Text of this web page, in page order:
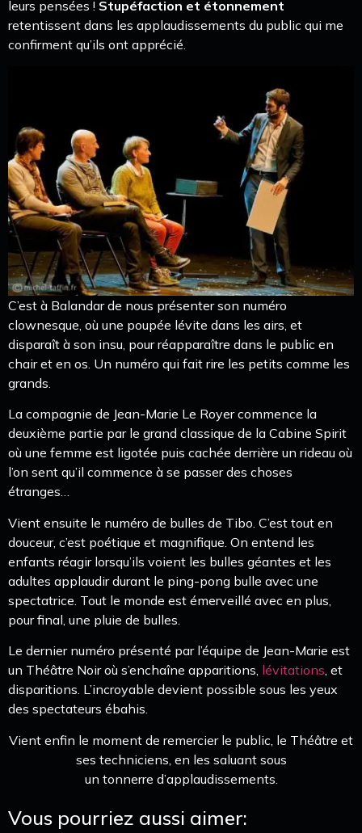
leurs pensées ! Stupéfaction et étonnement
retentissent dans les applaudissements du public qui me
confirment qu’ils ont apprécié.
C’est à Balandar de nous présenter son numéro
clownesque, où une poupée lévite dans les airs, et
disparaît à son insu, pour réapparaître dans le public en
chair et en os. Un numéro qui fait rire les petits comme les
grands.
La compagnie de Jean-Marie Le Royer commence la
deuxième partie par le grand classique de la Cabine Spirit
où une femme est ligotée puis cachée derrière un rideau où
l’on sent qu’il commence à se passer des choses
étranges…
Vient ensuite le numéro de bulles de Tibo. C’est tout en
douceur, c’est poétique et magnifique. On entend les
enfants réagir lorsqu’ils voient les bulles géantes et les
adultes applaudir durant le ping-pong bulle avec une
spectatrice. Tout le monde est émerveillé avec en plus,
pour final, une pluie de bulles.
Le dernier numéro présenté par l’équipe de Jean-Marie est
un Théâtre Noir où s’enchaîne apparitions, lévitations, et
disparitions. L’incroyable devient possible sous les yeux
des spectateurs ébahis.
Vient enfin le moment de remercier le public, le Théâtre et
ses techniciens, en les saluant sous
un tonnerre d’applaudissements.
Vous pourriez aussi aimer: